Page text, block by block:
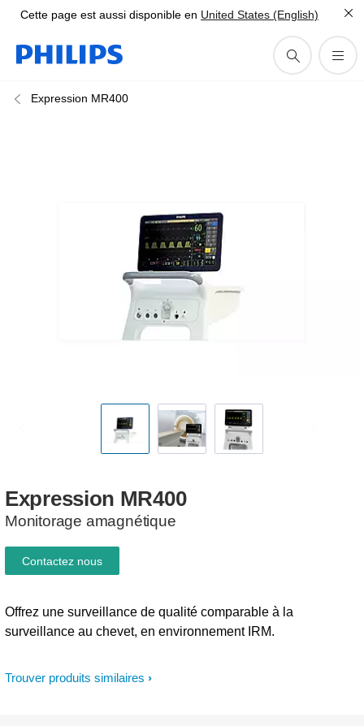
Cette page est aussi disponible en United States (English)
Expression MR400
Expression MR400
Monitorage amagnétique
Trouver produits similaires
Offrez une surveillance de qualité comparable à la
surveillance au chevet, en environnement IRM.
Contactez nous